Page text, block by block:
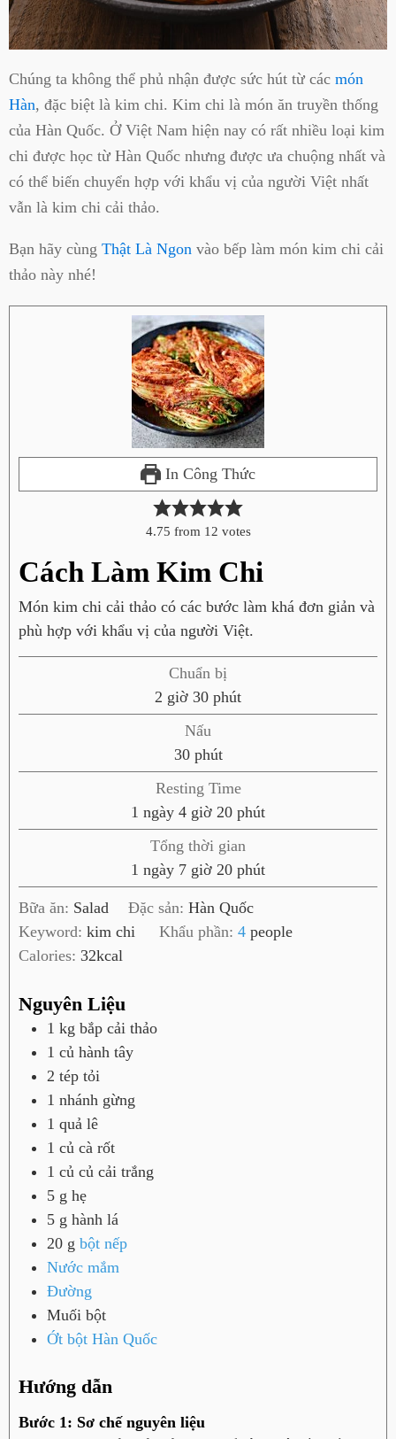
Chúng ta không thể phủ nhận được sức hút từ các món
Hàn, đặc biệt là kim chi. Kim chi là món ăn truyền thống
của Hàn Quốc. Ở Việt Nam hiện nay có rất nhiều loại kim
chi được học từ Hàn Quốc nhưng được ưa chuộng nhất và
có thể biến chuyển hợp với khẩu vị của người Việt nhất
vẫn là kim chi cải thảo.
Bạn hãy cùng Thật Là Ngon vào bếp làm món kim chi cải
thảo này nhé!
In Công Thức
4.75 from 12 votes
Cách Làm Kim Chi
Món kim chi cải thảo có các bước làm khá đơn giản và
phù hợp với khẩu vị của người Việt.
Chuẩn bị
2 g
i
giờ 30p
h
ú
t
phút
Nấu
30p
h
t
phút
Resting Time
1 n
g
y
ngày 4g
i
giờ 20p
h
t
phút
Tổng thời gian
1 n
g
à
ngày 7g
i
ờ
giờ 20p
h
ú
t
phút
Bữa ăn: Salad Đặc sản:Hàn Quốc
Keyword: kim chi Khẩu phần:4 people
Calories: 32kcal
Nguyên Liệu
1 kg bắp cải thảo
1 củ hành tây
2 tép tỏi
1 nhánh gừng
1 quả lê
1 củ cà rốt
1 củ củ cải trắng
5 g hẹ
5 g hành lá
20 g bột nếp
Nước mắm
Đường
Muối bột
Ớt bột Hàn Quốc
Hướng dẫn
Bước 1: Sơ chế nguyên liệu